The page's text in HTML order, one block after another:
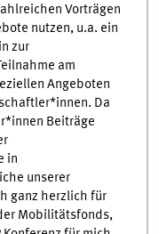
Vorträgen
nutzen, u.a. ein
zur
am
Angeboten
Da
Beiträge
in
unserer
ganz herzlich für
Mobilitätsfonds,